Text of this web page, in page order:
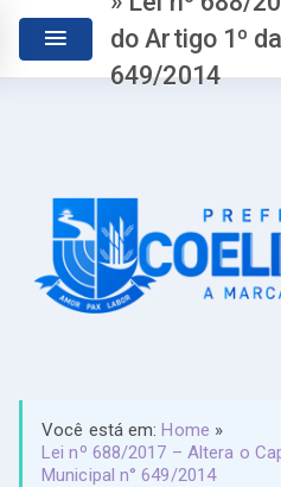
do Artigo 1º
649/2014
Você está em:Home »
Lei nº 688/2017 – Altera o
Municipal n° 649/2014